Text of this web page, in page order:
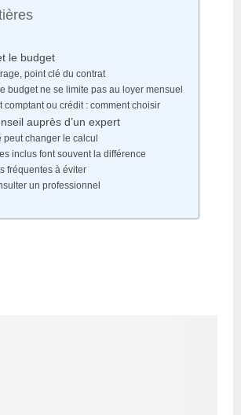
le budget
point clé du contrat
budget ne se limite pas au loyer mensuel
comptant ou crédit : comment choisir
auprès d’un expert
peut changer le calcul
inclus font souvent la différence
fréquentes à éviter
un professionnel